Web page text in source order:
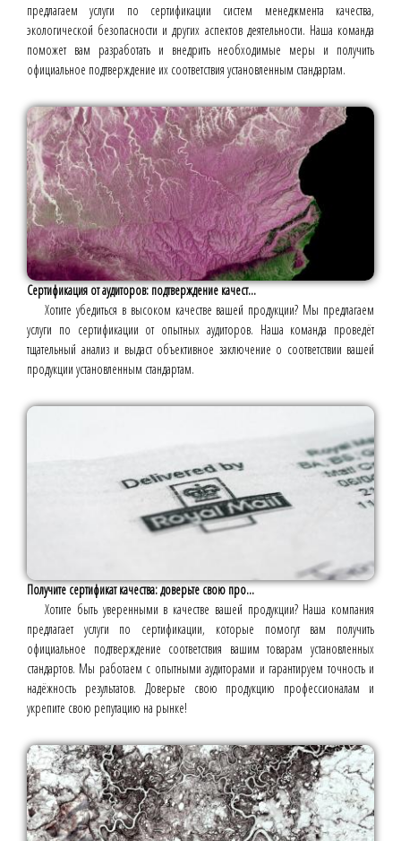
предлагаем услуги по сертификации систем менеджмента качества,
экологической безопасности и других аспектов деятельности. Наша команда
поможет вам разработать и внедрить необходимые меры и получить
официальное подтверждение их соответствия установленным стандартам.
Сертификация от аудиторов: подтверждение качест...
Хотите убедиться в высоком качестве вашей продукции? Мы предлагаем
услуги по сертификации от опытных аудиторов. Наша команда проведёт
тщательный анализ и выдаст объективное заключение о соответствии вашей
продукции установленным стандартам.
Получите сертификат качества: доверьте свою про...
Хотите быть уверенными в качестве вашей продукции? Наша компания
предлагает услуги по сертификации, которые помогут вам получить
официальное подтверждение соответствия вашим товарам установленных
стандартов. Мы работаем с опытными аудиторами и гарантируем точность и
надёжность результатов. Доверьте свою продукцию профессионалам и
укрепите свою репутацию на рынке!